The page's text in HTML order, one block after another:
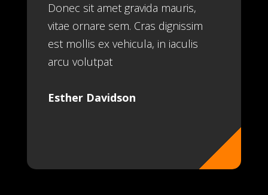
Donec sit amet gravida mauris,
vitae ornare sem. Cras dignissim
est mollis ex vehicula, in iaculis
arcu volutpat
Esther Davidson